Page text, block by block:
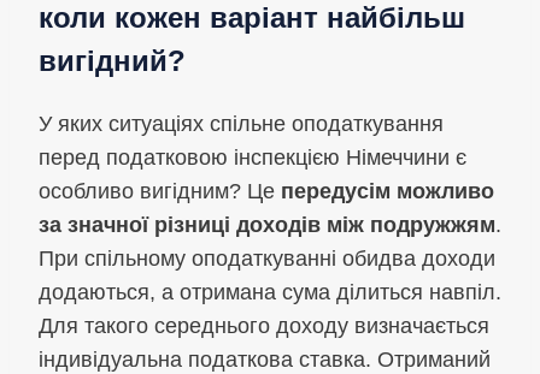
коли кожен варіант найбільш
вигідний?
У яких ситуаціях спільне оподаткування
перед податковою інспекцією Німеччини є
особливо вигідним? Це передусім можливо
за значної різниці доходів між подружжям.
При спільному оподаткуванні обидва доходи
додаються, а отримана сума ділиться навпіл.
Для такого середнього доходу визначається
індивідуальна податкова ставка. Отриманий